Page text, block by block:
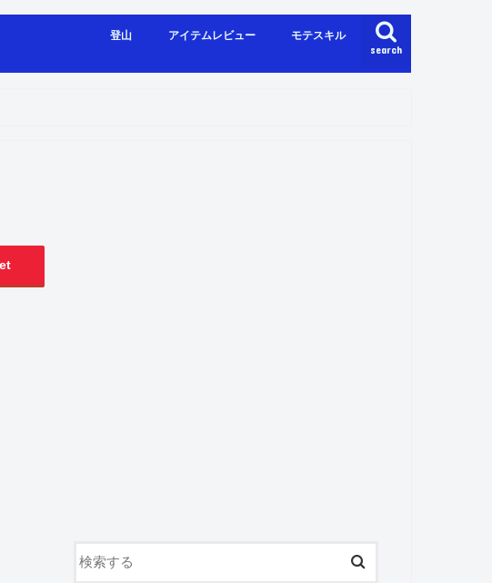
search
登山 アイテムレビュー モテスキル